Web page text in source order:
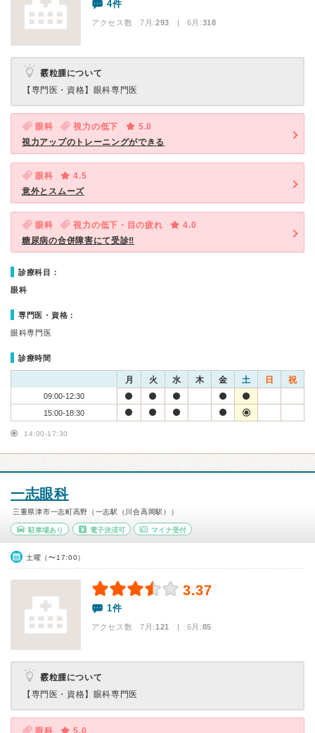
4件
アクセス数 7月:293 | 6月:318
霰粒腫について
【専門医・資格】 眼科専門医
眼科 視力の低下
5.0
視力アップのトレーニングができる
眼科
4.5
意外とスムーズ
眼科 視力の低下・目の疲れ
4.0
糖尿病の合併障害にて受診‼
診療科目：
眼科
専門医・資格：
眼科専門医
診療時間
月 火 水 木 金 土 日 祝
09:00-12:30
15:00-18:30
14:00-17:30
一志眼科
三重県津市一志町高野（一志駅（川合高岡駅））
駐車場あり 電子決済可 マイナ受付
土曜（〜17:00）
3.37
1件
アクセス数 7月:121 | 6月:85
霰粒腫について
【専門医・資格】 眼科専門医
眼科
5.0